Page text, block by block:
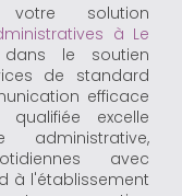
solution
à Le
dans le soutien
de standard
efficace
excelle
administrative,
avec
à l'établissement